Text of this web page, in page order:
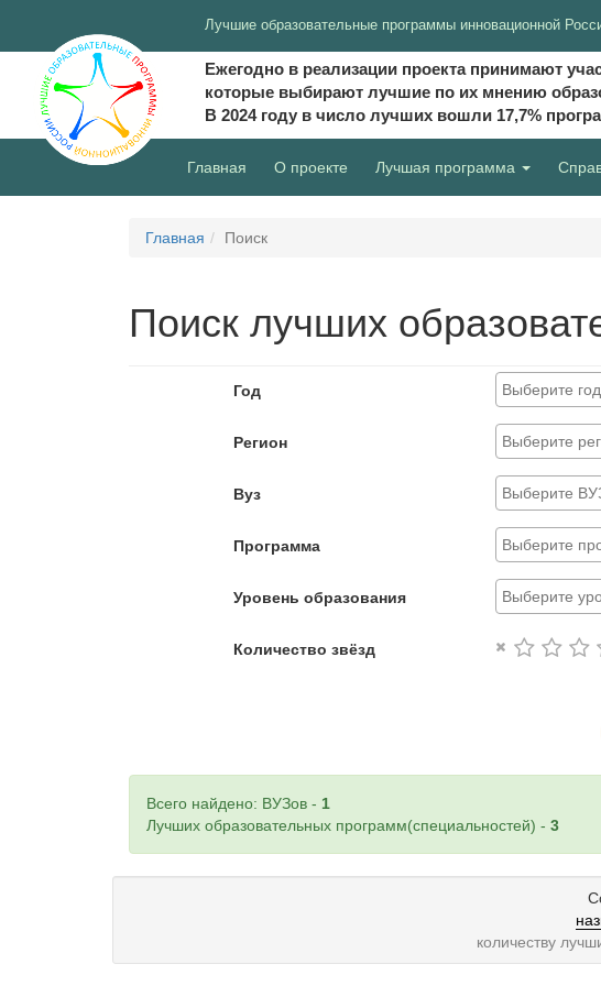
Лучшие образовательные программы инновационной
Ежегодно в реализации проекта принимают
которые выбирают лучшие по их мнению
В 2024 году в число лучших вошли 17,7%
Главная О проекте (current)
Лучшая программа
Главная Поиск
Поиск лучших
Год
Регион
Вуз
Программа
Уровень образования
Количество звёзд
Всего найдено: ВУЗов - 1
Лучших образовательных программ(специальностей) - 3
количеству